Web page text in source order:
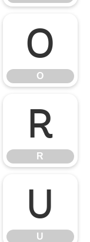
O
O
R
R
U
U